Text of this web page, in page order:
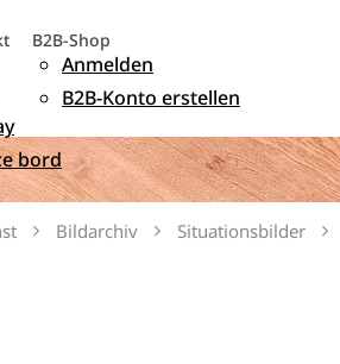
B2B-Shop
Anmelden
B2B-Konto erstellen
bord
Bildarchiv Situationsbilder